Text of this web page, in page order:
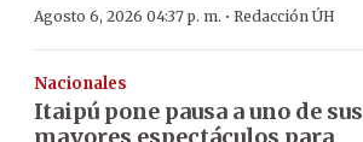
Agosto 6, 2026 04:37 p. m. · Redacción ÚH
Nacionales
Itaipú pone pausa a uno de sus